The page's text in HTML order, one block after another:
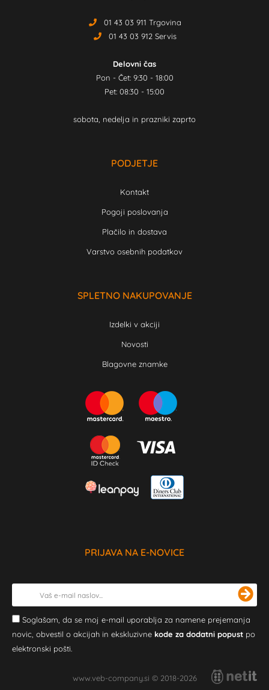
01 43 03 911 Trgovina
01 43 03 912 Servis
Delovni čas
Pon - Čet: 9:30 - 18:00
Pet: 08:30 - 15:00
sobota, nedelja in prazniki zaprto
PODJETJE
Kontakt
Pogoji poslovanja
Plačilo in dostava
Varstvo osebnih podatkov
SPLETNO NAKUPOVANJE
Izdelki v akciji
Novosti
Blagovne znamke
PRIJAVA NA E-NOVICE
Soglašam, da se moj e-mail uporablja za namene prejemanja
novic, obvestil o akcijah in ekskluzivne kode za dodatni popust po
elektronski pošti.
www.veb-company.si © 2018-2026